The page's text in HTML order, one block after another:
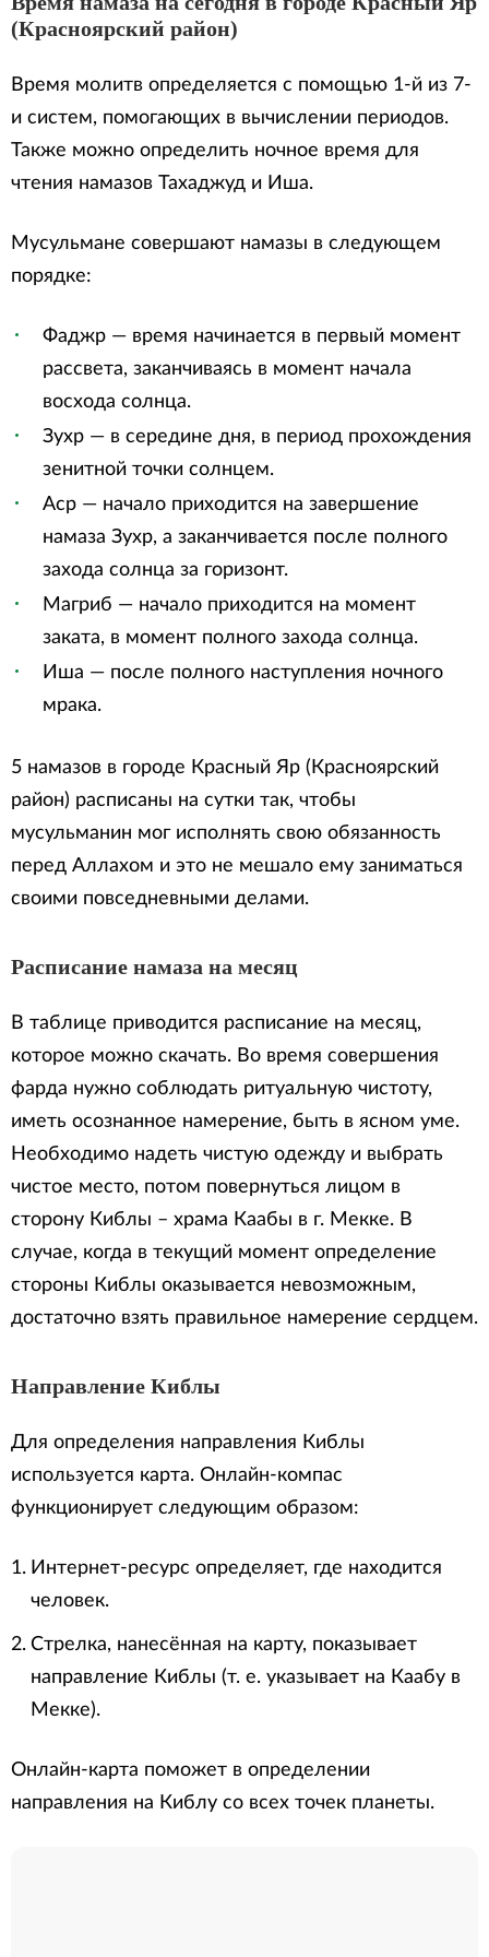
(Красноярский район)
Время молитв определяется с помощью 1-й из 7-
и систем, помогающих в вычислении периодов.
Также можно определить ночное время для
чтения намазов Тахаджуд и Иша.
Мусульмане совершают намазы в следующем
порядке:
Фаджр — время начинается в первый момент
рассвета, заканчиваясь в момент начала
восхода солнца.
Зухр — в середине дня, в период прохождения
зенитной точки солнцем.
Аср — начало приходится на завершение
намаза Зухр, а заканчивается после полного
захода солнца за горизонт.
Магриб — начало приходится на момент
заката, в момент полного захода солнца.
Иша — после полного наступления ночного
мрака.
5 намазов в городе Красный Яр (Красноярский
район) расписаны на сутки так, чтобы
мусульманин мог исполнять свою обязанность
перед Аллахом и это не мешало ему заниматься
своими повседневными делами.
Расписание намаза на месяц
В таблице приводится расписание на месяц,
которое можно скачать. Во время совершения
фарда нужно соблюдать ритуальную чистоту,
иметь осознанное намерение, быть в ясном уме.
Необходимо надеть чистую одежду и выбрать
чистое место, потом повернуться лицом в
сторону Киблы – храма Каабы в г. Мекке. В
случае, когда в текущий момент определение
стороны Киблы оказывается невозможным,
достаточно взять правильное намерение сердцем.
Направление Киблы
Для определения направления Киблы
используется карта. Онлайн-компас
функционирует следующим образом:
Интернет-ресурс определяет, где находится
человек.
Стрелка, нанесённая на карту, показывает
направление Киблы (т. е. указывает на Каабу в
Мекке).
Онлайн-карта поможет в определении
направления на Киблу со всех точек планеты.